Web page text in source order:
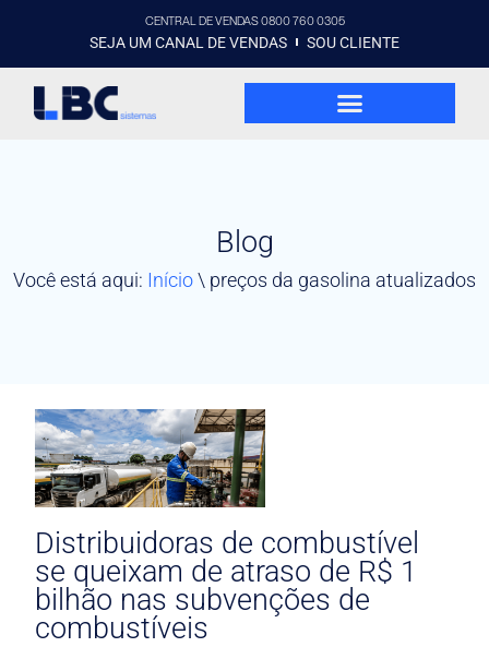
CENTRAL DE VENDAS 0800 760 0305
SEJA UM CANAL DE VENDAS SOU CLIENTE
Blog
Você está aqui: Início\ preços da gasolina atualizados
Distribuidoras de combustível
se queixam de atraso de R$ 1
bilhão nas subvenções de
combustíveis